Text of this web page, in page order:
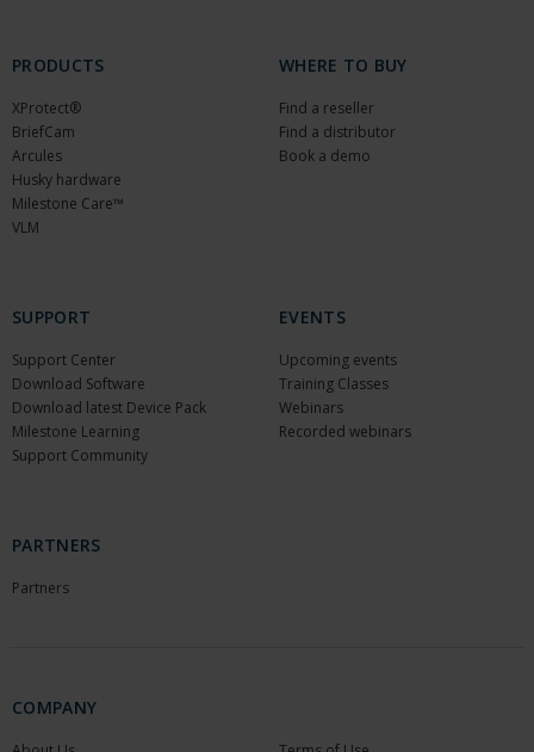
PRODUCTS
XProtect®
BriefCam
Arcules
Husky hardware
Milestone Care™
VLM
WHERE TO BUY
Find a reseller
Find a distributor
Book a demo
SUPPORT
Support Center
Download Software
Download latest Device Pack
Milestone Learning
Support Community
EVENTS
Upcoming events
Training Classes
Webinars
Recorded webinars
PARTNERS
Partners
COMPANY